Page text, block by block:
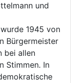
und
1945 von
Bürgermeister
bei allen
Stimmen. In